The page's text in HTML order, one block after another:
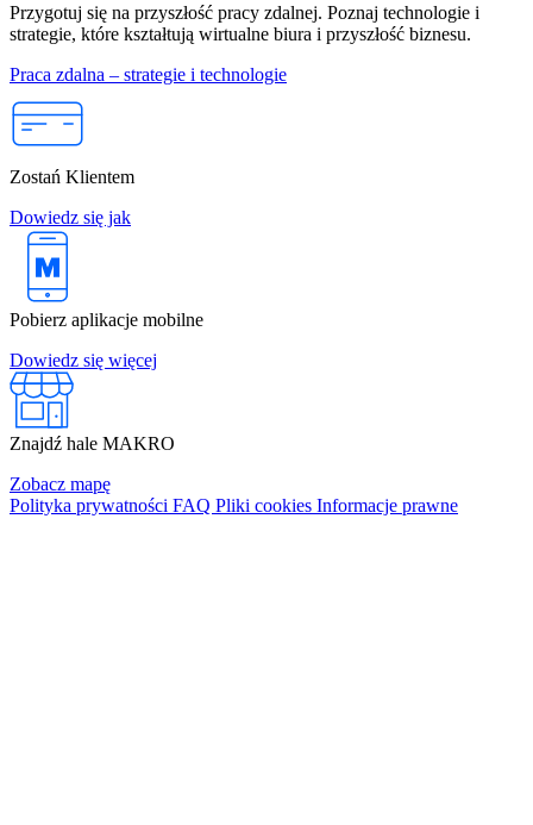
Przygotuj się na przyszłość pracy zdalnej. Poznaj technologie i
strategie, które kształtują wirtualne biura i przyszłość biznesu.
Praca zdalna – strategie i technologie
Zostań Klientem
Dowiedz się jak
Pobierz aplikacje mobilne
Dowiedz się więcej
Znajdź hale MAKRO
Zobacz mapę
Polityka prywatności FAQ Pliki cookies Informacje prawne